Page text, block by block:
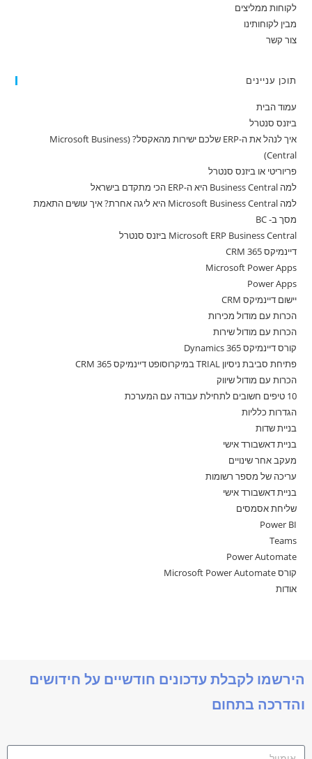
לקוחות ממליצים
מבין לקוחותינו
צור קשר
תוכן עניינים
עמוד הבית
ביזנס סנטרל
איך לנהל את ה-ERP שלכם ישירות מהאקסל? (Microsoft Business
Central)
פריוריטי או ביזנס סנטרל
למה Business Central היא ה-ERP הכי מתקדם בישראל
למה Microsoft Business Central היא ליגה אחרת? איך עושים התאמת
מסך ב- BC
Microsoft ERP Business Central ביזנס סנטרל
דיינמיקס 365 CRM
Microsoft Power Apps
Power Apps
יישום דיינמיקס CRM
הכרות עם מודול מכירות
הכרות עם מודול שירות
קורס דיינמיקס 365 Dynamics
פתיחת סביבת ניסיון TRIAL במיקרוסופט דיינמיקס 365 CRM
הכרות עם מודול שיווק
10 טיפים חשובים לתחילת עבודה עם המערכת
הגדרות כלליות
בניית שדות
בניית דאשבורד אישי
מעקב אחר שינויים
עריכה של מספר רשומות
בניית דאשבורד אישי
שליחת אסמסים
Power BI
Teams
Power Automate
קורס Microsoft Power Automate
אודות
הירשמו לקבלת עדכונים חודשיים על חידושים
והדרכה בתחום